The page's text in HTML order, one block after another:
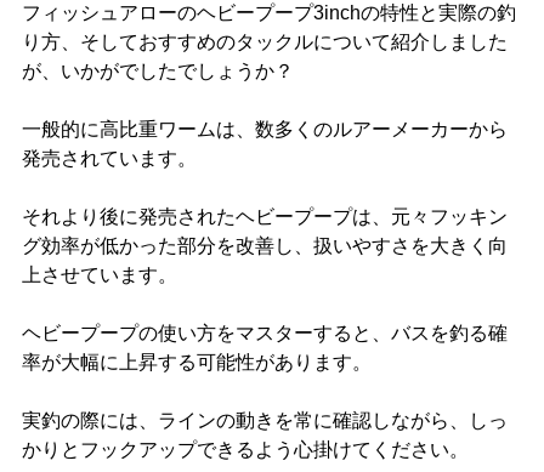
フィッシュアローのヘビープープ3inchの特性と実際の釣
り方、そしておすすめのタックルについて紹介しました
が、いかがでしたでしょうか？
一般的に高比重ワームは、数多くのルアーメーカーから
発売されています。
それより後に発売されたヘビープープは、元々フッキン
グ効率が低かった部分を改善し、扱いやすさを大きく向
上させています。
ヘビープープの使い方をマスターすると、バスを釣る確
率が大幅に上昇する可能性があります。
実釣の際には、ラインの動きを常に確認しながら、しっ
かりとフックアップできるよう心掛けてください。